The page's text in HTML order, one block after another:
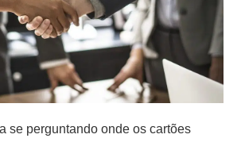
se perguntando onde os cartões